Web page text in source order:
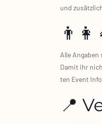
und
Alle
Damit ihr
ten Event
📍